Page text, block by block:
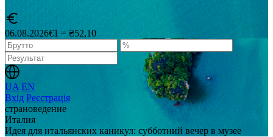
06.08.2026€1 = ₴52,10
UA EN
Вхід Реєстрація
cтрановедение
Италия
Идея для итальянских каникул: субботний вечер в музее